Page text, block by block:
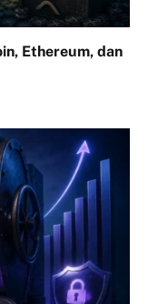
Ethereum, dan